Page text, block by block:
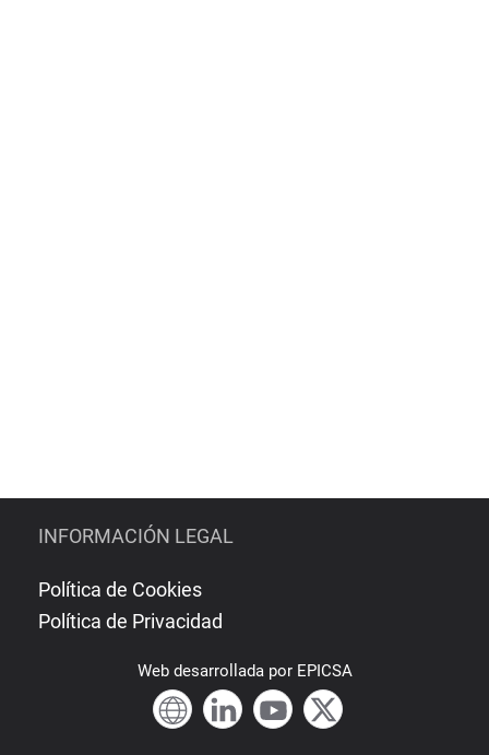
INFORMACIÓN LEGAL
Política de Cookies
Política de Privacidad
Webdesarrollada por EPICSA